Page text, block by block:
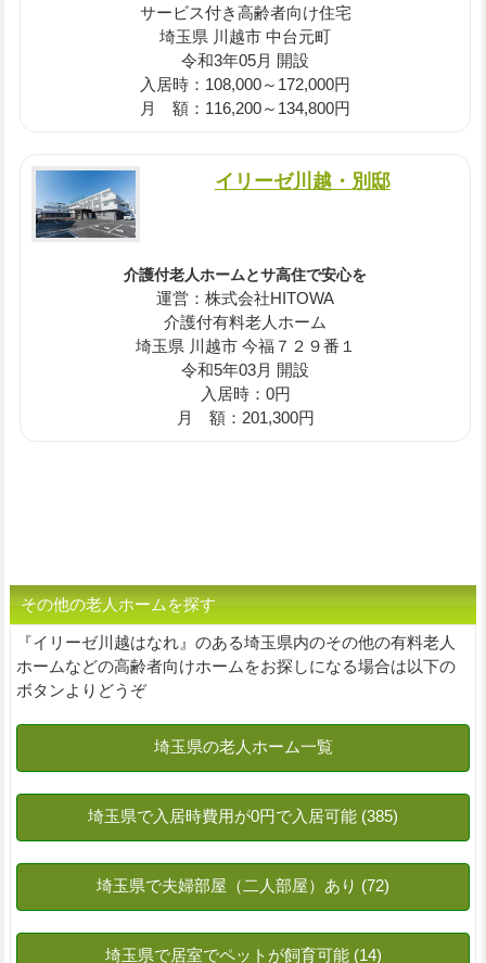
サービス付き高齢者向け住宅
埼玉県 川越市 中台元町
令和3年05月 開設
入居時：108,000～172,000円
月 額：116,200～134,800円
イリーゼ川越・別邸
介護付老人ホームとサ高住で安心を
運営：株式会社HITOWA
介護付有料老人ホーム
埼玉県 川越市 今福７２９番１
令和5年03月 開設
入居時：0円
月 額：201,300円
その他の老人ホームを探す
『イリーゼ川越はなれ』のある埼玉県内のその他の有料老人
ホームなどの高齢者向けホームをお探しになる場合は以下の
ボタンよりどうぞ